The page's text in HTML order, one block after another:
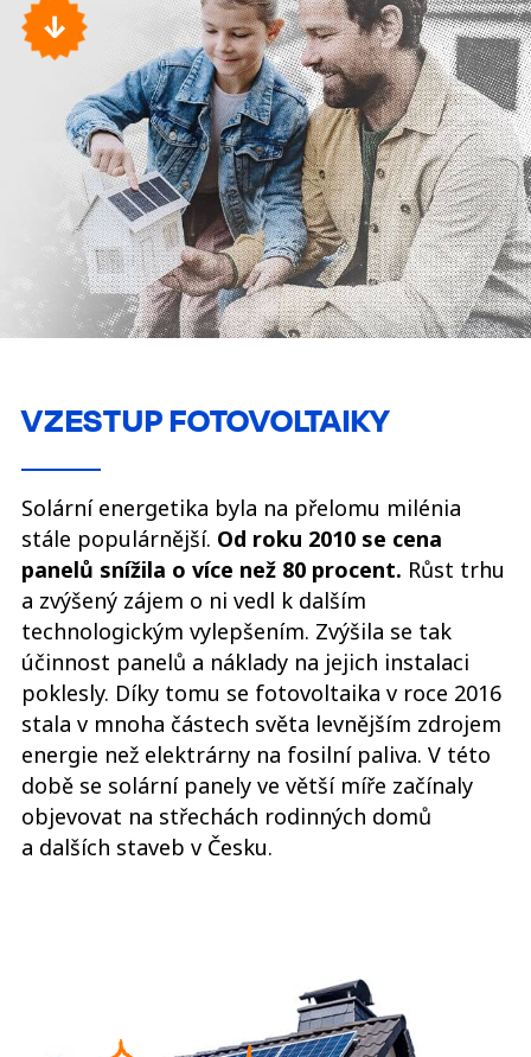
VZESTUP FOTOVOLTAIKY
Solární energetika byla na přelomu milénia
stále populárnější. Od roku 2010 se cena
panelů snížila o více než 80 procent. Růst trhu
a zvýšený zájem o ni vedl k dalším
technologickým vylepšením. Zvýšila se tak
účinnost panelů a náklady na jejich instalaci
poklesly. Díky tomu se fotovoltaika v roce 2016
stala v mnoha částech světa levnějším zdrojem
energie než elektrárny na fosilní paliva. V této
době se solární panely ve větší míře začínaly
objevovat na střechách rodinných domů
a dalších staveb v Česku.